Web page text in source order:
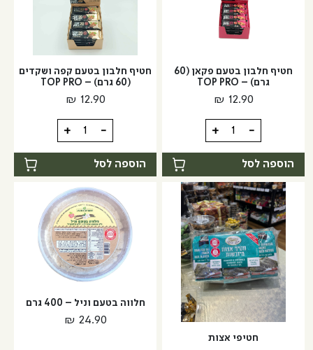
חלווה
עם
פיסטוק
גרם)
חרובים
(60
גרם)
-
TOP
PRO
חטיף חלבון בטעם פקאן (60
גרם) – TOP PRO
₪ 12.90
-
כמות
של
חטיף
חלבון
בטעם
פקאן
(60
גרם)
-
TOP
PRO
+
הוספה לסל
חטיף חלבון בטעם קפה ושקדים
(60 גרם) – TOP PRO
₪ 12.90
-
כמות
של
חטיף
חלבון
בטעם
קפה
ושקדים
(60
גרם)
-
+
הוספה לסל
חטיפי אצות
חלווה בטעם וניל – 400 גרם
₪ 24.90